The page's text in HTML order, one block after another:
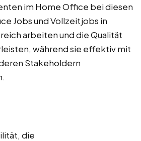
im Home Office bei diesen
Jobs und Vollzeitjobs in
arbeiten und die Qualität
während sie effektiv mit
Stakeholdern
die